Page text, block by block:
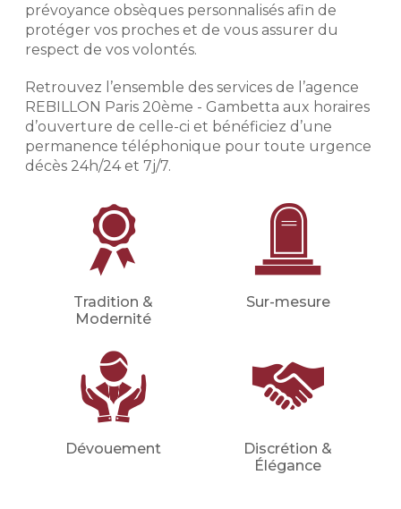
Prévoir ses obsèques, c'est choisir
les prestations qui vont venir
composer l'hommage. Pour des
en charge de qualité, nous
établissons avec vous les obsèques
que vous souhaitez en détails
(inhumation, crémation, cérémonie
civile ou religieuse, convoi, fleurs,
etc.).
Financer les obsèques
Financer vos obsèques par
anticipation afin de protéger vos
proches d'une dépense imprévue.
Votre conseiller en prévoyance
obsèques déterminera avec vous le
meilleures mensualités adaptées à
votre situation (familiale, financière,
etc.).
Demander un devis
prévoyance obsèques personnalisés afin de
protéger vos proches et de vous assurer du
respect de vos volontés.
Retrouvez l’ensemble des services de l’agence
REBILLON Paris 20ème - Gambetta aux horaires
d’ouverture de celle-ci et bénéficiez d’une
permanence téléphonique pour toute urgence
décès 24h/24 et 7j/7.
Tradition &
Modernité
Sur-mesure
Dévouement
Discrétion &
Élégance